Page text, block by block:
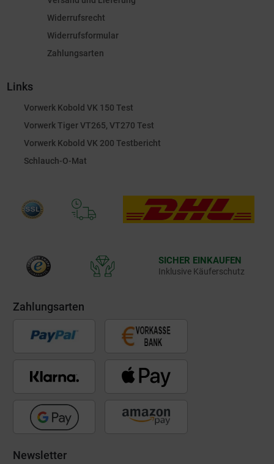
Widerrufsrecht
Widerrufsformular
Zahlungsarten
Links
Vorwerk Kobold VK 150 Test
Vorwerk Tiger VT265, VT270 Test
Vorwerk Kobold VK 200 Testbericht
Schlauch-O-Mat
SICHER EINKAUFEN
Inklusive Käuferschutz
Zahlungsarten
Newsletter